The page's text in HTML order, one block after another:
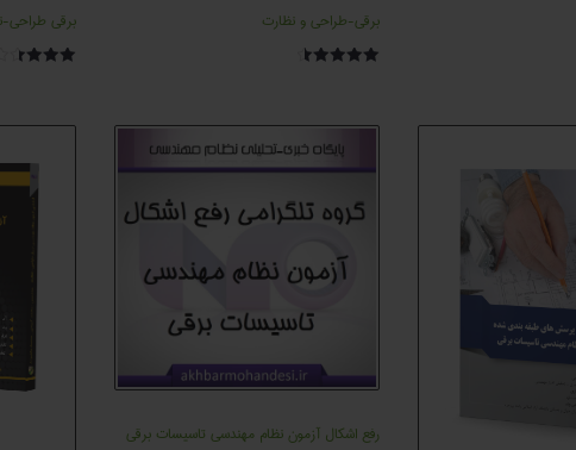
برقی-طراحی و نظارت
برقی طراحی-
رفع اشکال آزمون نظام مهندسی تاسیسات برقی